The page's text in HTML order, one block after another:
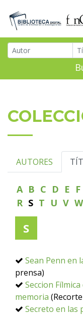
AUTORES
A B C D E F
R S T U V W
S
Sean Penn en
prensa)
Seccion
memoria
Secreto en las